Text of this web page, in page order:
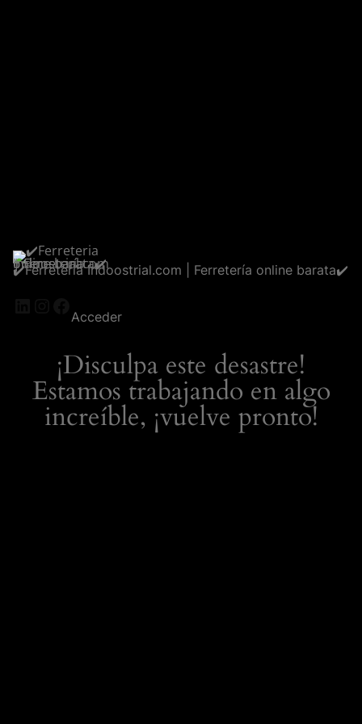
✔️Ferreteria Indoostrial.com | Ferretería online barata✔️
LinkedIn
Instagram
Facebook
Acceder
¡Disculpa este desastre!
Estamos trabajando en algo
increíble, ¡vuelve pronto!